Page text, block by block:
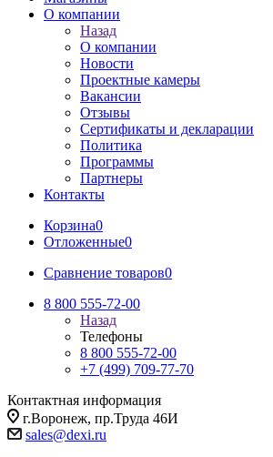
О компании
Назад
О компании
Новости
Проектные камеры
Вакансии
Отзывы
Сертификаты и декларации
Политика
Программы
Партнеры
Контакты
Корзина0
Отложенные0
Сравнение товаров0
8 800 555-72-00
Назад
Телефоны
8 800 555-72-00
+7 (499) 709-77-70
Контактная информация
г.Воронеж, пр.Труда 46И
sales@dexi.ru